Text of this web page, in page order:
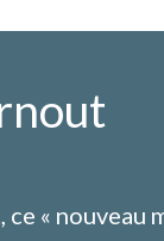
ce « nouveau